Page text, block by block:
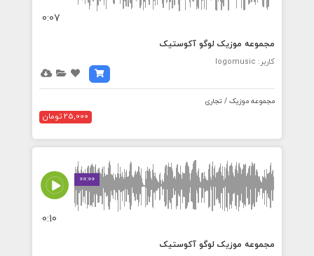
0:07
مجموعه موزیک لوگو آکوستیک
کاربر: logomusic
مجموعه موزیک / تجاری
25,000 تومان
00:00
0:10
مجموعه موزیک لوگو آکوستیک